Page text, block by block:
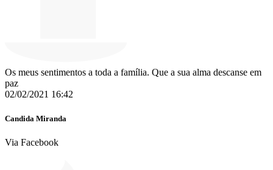
Os meus sentimentos a toda a família. Que a sua alma descanse em
paz
02/02/2021 16:42
Candida Miranda
Via Facebook